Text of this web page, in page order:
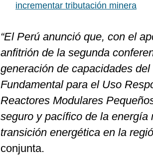
incrementar tributación minera
“El Perú anunció que, con el
anfitrión de la segunda
generación de capacidades
Fundamental para el Uso
Reactores Modulares
seguro y pacífico de la energía
transición energética en la
conjunta.